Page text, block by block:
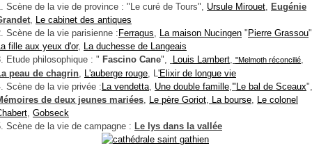
Scène de la vie de province : "Le curé de Tours", Ursule Mirouet, Eugénie
, Le cabinet des antiques
Scène de la vie parisienne : Ferragus, La maison Nucingen " Pierre Grassou
fille aux yeux d'or, La duchesse de Langeais
Etude philosophique : " Fascino Cane", Louis Lambert, "Melmoth réconcilié,
peau de chagrin, L'auberge rouge, L'Elixir de longue vie
Scène de la vie privée : La vendetta, Une double famille,"Le bal de Sceaux",
de deux jeunes mariées, Le père Goriot, La bourse, Le colonel
, Gobseck
Scène de la vie de campagne : Le lys dans la vallée